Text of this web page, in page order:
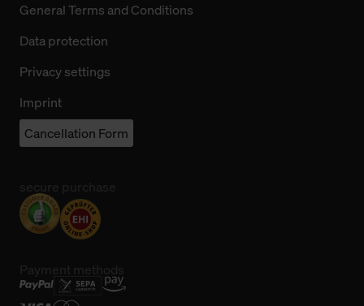
General Terms and Conditions
Data protection
Privacy settings
Imprint
Cancellation Form